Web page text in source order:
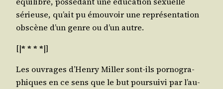
sérieuse, qu’ait pu émou­voir une repré­sen­ta­tion
obs­cène d’un genre ou d’un autre.
[|* * * *|]
Les ouvrages d’Hen­ry Mil­ler sont-ils por­no­gra­
phiques en ce sens que le but pour­sui­vi par l’au­